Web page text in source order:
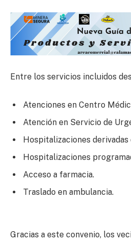
Entre los servicios incluidos
Atenciones en Centro
Atención en Servicio de
Hospitalizaciones derivadas
Hospitalizaciones
Acceso a farmacia.
Traslado en ambulancia.
Gracias a este convenio, los